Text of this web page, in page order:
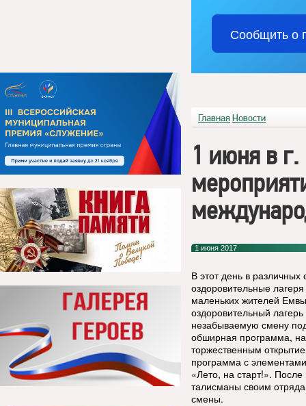
Сообщить о
Главная Новости
1 июня в
1 июня 2017
В этот день в
оздоровительные
маленьких жителей
оздоровительный
незабываемую смену
обширная программа,
торжественным
программа с
«Лето, на старт!».
талисманы своим
смены.